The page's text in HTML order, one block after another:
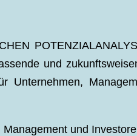
und
Unternehmen,
Management und